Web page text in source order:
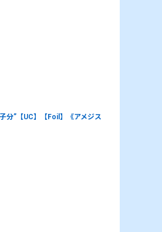
分”【UC】【Foil】《アメジス